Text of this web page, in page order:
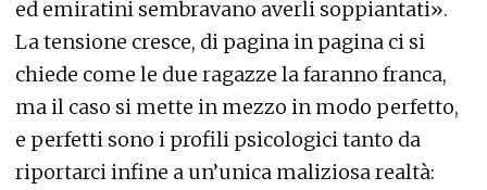
ed emiratini sembravano averli soppiantati».
La tensione cresce, di pagina in pagina ci si
chiede come le due ragazze la faranno franca,
ma il caso si mette in mezzo in modo perfetto,
e perfetti sono i profili psicologici tanto da
riportarci infine a un’unica maliziosa realtà: